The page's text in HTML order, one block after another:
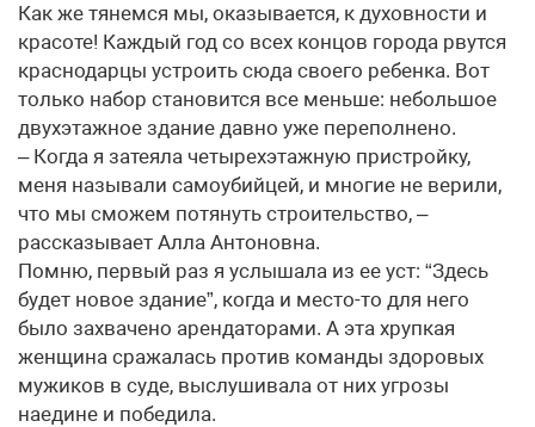
Как же тянемся мы, оказывается, к духовности и
красоте! Каждый год со всех концов города рвутся
краснодарцы устроить сюда своего ребенка. Вот
только набор становится все меньше: небольшое
двухэтажное здание давно уже переполнено.
– Когда я затеяла четырехэтажную пристройку,
меня называли самоубийцей, и многие не верили,
что мы сможем потянуть строительство, –
рассказывает Алла Антоновна.
Помню, первый раз я услышала из ее уст: “Здесь
будет новое здание”, когда и место-то для него
было захвачено арендаторами. А эта хрупкая
женщина сражалась против команды здоровых
мужиков в суде, выслушивала от них угрозы
наедине и победила.